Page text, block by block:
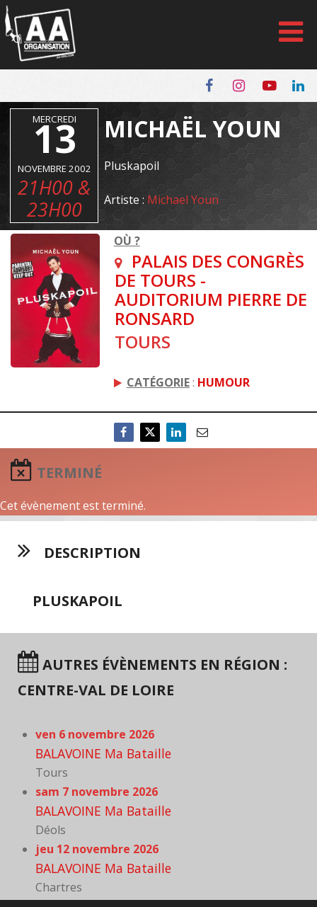
Panneau de gestion des cookies
MERCREDI
13
NOVEMBRE 2002
21H00 &
23H00
MICHAËL YOUN
Pluskapoil
Artiste : Michael Youn
OÙ ?
PALAIS DES CONGRÈS
DE TOURS -
AUDITORIUM PIERRE DE
RONSARD
TOURS
CATÉGORIE: HUMOUR
TERMINÉ
Cet évènement est terminé.
DESCRIPTION
PLUSKAPOIL
AUTRES ÉVÈNEMENTS EN RÉGION :
CENTRE-VAL DE LOIRE
ven 6 novembre 2026
BALAVOINE Ma Bataille
Tours
sam 7 novembre 2026
BALAVOINE Ma Bataille
Déols
jeu 12 novembre 2026
BALAVOINE Ma Bataille
Chartres